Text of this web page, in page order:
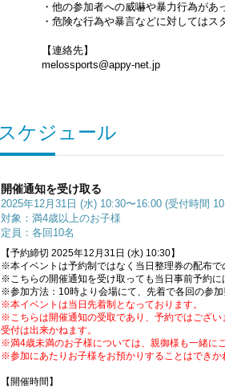
・他の参加者への威嚇や暴力行為があ
・危険な行為や暴言などに対してはス
【連絡先】
melossports@appy-net.jp
スケジュール
開催通知を受け取る
2025年12月31日 (水) 10:30〜16:00 (受付時間
対象：満4歳以上のお子様
定員：各回10名
【予約締切 2025年12月31日 (水) 10:30】
※本イベントは予約制ではなく当日整理券の配布で
※こちらの開催通知を受け取っても当日事前予約に
※参加方法：10時より会場にて、先着で各回の参加
※本イベントは当日先着制となっております。
※こちらは開催通知の受取であり、予約ではござ
受付は出来かねます。
※満4歳未満のお子様については、親御様も一緒に
※参加にあたりお子様をお預かりすることはできか
【開催時間】